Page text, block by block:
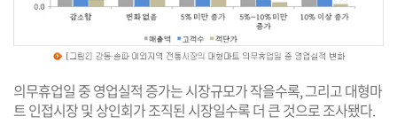
의무휴업일 중 영업실적 증가는 시장규모가 작을수록, 그리고 대형마
트 인접시장 및 상인회가 조직된 시장일수록 더 큰 것으로 조사됐다.